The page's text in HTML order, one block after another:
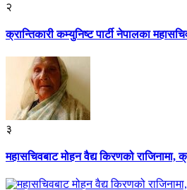
२
क्रान्तिकारी कम्युनिष्ट पार्टी नेपालका
३
महासचिवबाट मोहन वैद्य किरणको राजिनामा,